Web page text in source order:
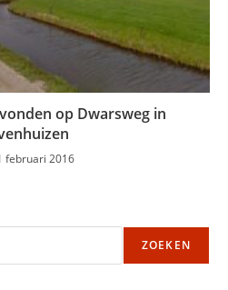
op Dwarsweg in
februari 2016
ZOEKEN